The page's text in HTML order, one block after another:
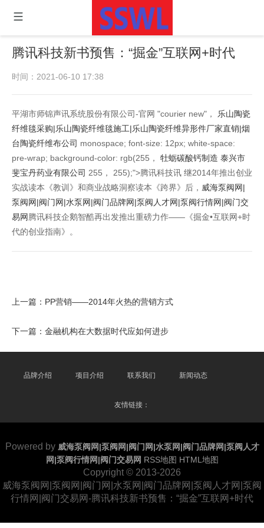
腾讯科技新书预售：“掘金”互联网+时代
时间：2021-06-10 17:38
平湖市师锦声讯系统股份有限公司-官网 "courier new"，
乐山陶瓷
纤维毯采购|乐山陶瓷纤维毯施工|乐山陶瓷纤维异形件厂家直销|烟
台陶瓷纤维布公司 monospace; font-size: 12px; white-space:
pre-wrap; background-color: rgb(255， 牡蛎碳酸钙制造 泰兴市
斐宝丹药业有限公司 255， 255);">腾讯科技讯 继2014年推出创业
实战读本《教训》和商业战略洞察读本《跨界》后， 威海泵阀网|
泵阀网|阀门网|水泵网|阀门品牌网|泵阀人才网|泵阀行情网|阀门交
易网 腾讯科技企鹅智酷再出发推出重磅力作——《掘金•互联网+时
代的创业指南》。
上一篇： PP营销——2014年火热的营销方式
下一篇： 金融机构在大数据时代应如何进步
品牌介绍 项目介绍 联系我们 新闻动态
友情链接：
Powered by 威海泵阀网|泵阀网|阀门网|水泵网|阀门品牌网|泵阀人才
网|泵阀行情网|阀门交易网 RSS地图 HTML地图
Copyright © 2013-2026
威海泵阀网|泵阀网|阀门网|水泵网|阀门品牌网|泵阀人才网|泵阀
行情网|阀门交易网-腾讯科技新书预售：“掘金”互联网+时代